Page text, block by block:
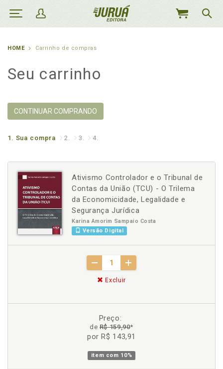
MEU
HOME Carrinho de compras
Seu carrinho
CONTINUAR COMPRANDO
1. Sua compra 2. 3. 4.
Ativismo Controlador e o Tribunal de
Contas da União (TCU) - O Trilema
da Economicidade, Legalidade e
Segurança Jurídica
Karina Amorim Sampaio Costa
Versão Digital
Excluir
Preço:
deR$ 159,90*
por R$ 143,91
item com 10%